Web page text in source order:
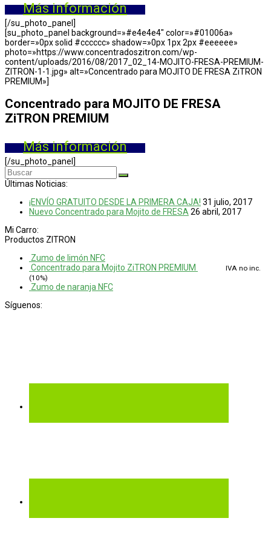
Más información
[/su_photo_panel]
[su_photo_panel background=»#e4e4e4″ color=»#01006a»
border=»0px solid #cccccc» shadow=»0px 1px 2px #eeeeee»
photo=»https://www.concentradoszitron.com/wp-
content/uploads/2016/08/2017_02_14-MOJITO-FRESA-PREMIUM-
ZITRON-1-1.jpg» alt=»Concentrado para MOJITO DE FRESA ZiTRON
PREMIUM»]
Concentrado para MOJITO DE FRESA
ZiTRON PREMIUM
Más información
[/su_photo_panel]
Buscar
Enviar
Últimas Noticias:
¡ENVÍO GRATUITO DESDE LA PRIMERA CAJA! 31 julio, 2017
Nuevo Concentrado para Mojito de FRESA 26 abril, 2017
Mi Carro:
Productos ZITRON
Zumo de limón NFC
Concentrado para Mojito ZiTRON PREMIUM
IVA no inc.
(10%)
Zumo de naranja NFC
Síguenos: